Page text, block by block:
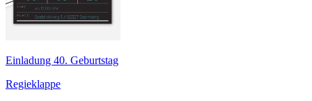
Einladung 40. Geburtstag
Regieklappe